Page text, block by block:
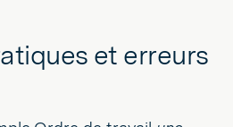
et erreurs